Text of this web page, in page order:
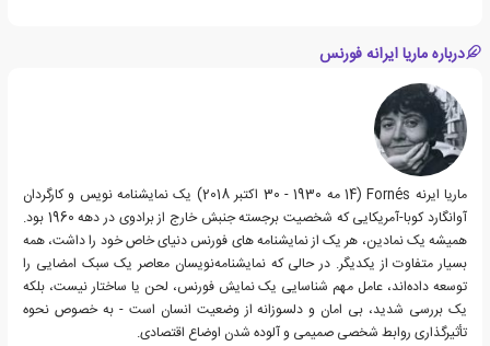
درباره ماریا ایرانه فورنس
ماریا ایرنه Fornés (14 مه 1930 - 30 اکتبر 2018) یک نمایشنامه نویس و کارگردان
آوانگارد کوبا-آمریکایی که شخصیت برجسته جنبش خارج از برادوی در دهه 1960 بود.
همیشه یک نمادین، هر یک از نمایشنامه های فورنس دنیای خاص خود را داشت، همه
بسیار متفاوت از یکدیگر. در حالی که نمایشنامه‌نویسان معاصر یک سبک امضایی را
توسعه داده‌اند، عامل مهم شناسایی یک نمایش فورنس، لحن یا ساختار نیست، بلکه
یک بررسی شدید، بی امان و دلسوزانه از وضعیت انسان است - به خصوص نحوه
تأثیرگذاری روابط شخصی صمیمی و آلوده شدن اوضاع اقتصادی.